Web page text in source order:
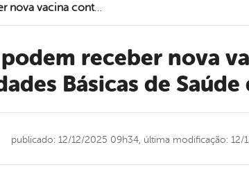
Gestantes já podem receber nova vacina contra VSR nas Unidades Básicas de Saúde de Floresta
Básicas de
publicado: 12/12/2025 09h34, última modificação: 12/